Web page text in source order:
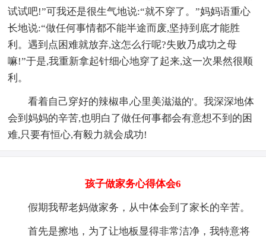
试试吧!”可我还是很生气地说:“就不穿了。”妈妈语重心
长地说:“做任何事情都不能半途而废,坚持到底才能胜
利。遇到点困难就放弃,这怎么行呢?失败乃成功之母
嘛!”于是,我重新拿起针细心地穿了起来,这一次果然很顺
利。
看着自己穿好的辣椒串,心里美滋滋的'。我深深地体
会到妈妈的辛苦,也明白了做任何事都会有意想不到的困
难,只要有恒心,有毅力就会成功!
孩子做家务心得体会6
假期我帮老妈做家务，从中体会到了家长的辛苦。
首先是擦地，为了让地板显得非常洁净，我特意将